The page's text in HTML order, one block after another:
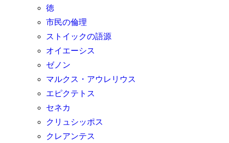
徳
市民の倫理
ストイックの語源
オイエーシス
ゼノン
マルクス・アウレリウス
エピクテトス
セネカ
クリュシッポス
クレアンテス